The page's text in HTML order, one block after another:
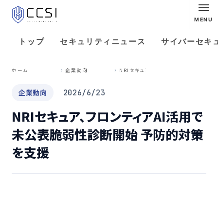
MENU
トップ セキュリティニュース サイバーセキ
ホーム 企業動向
企業動向 2026/6/23
NRIセキュア、フロンティアAI活用で
未公表脆弱性診断開始 予防的対策
を支援